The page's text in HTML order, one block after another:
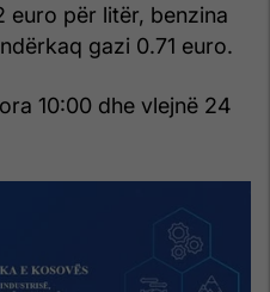
euro për litër, benzina
gazi 0.71 euro.
10:00 dhe vlejnë 24